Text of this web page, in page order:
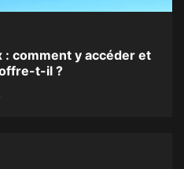
: comment y accéder et
t-il ?